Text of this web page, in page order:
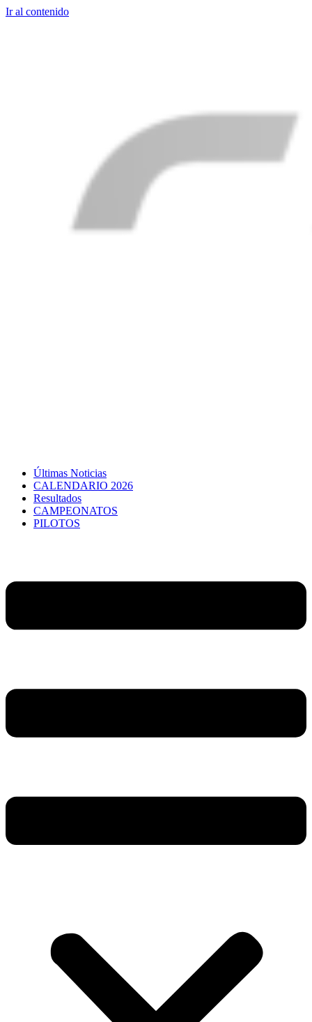
Ir al contenido
Últimas Noticias
CALENDARIO 2026
Resultados
CAMPEONATOS
PILOTOS